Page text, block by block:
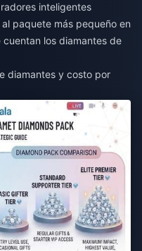
inteligentes
paquete más pequeño en
los diamantes de
diamantes y costo por